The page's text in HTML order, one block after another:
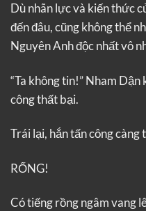
Dù nhãn lực và kiến thức
đến đâu, cũng không thể
Nguyên Anh độc nhất vô
“Ta không tin!” Nham
công thất bại.
Trái lại, hắn tấn công càng
RỐNG!
Có tiếng rồng ngâm vang